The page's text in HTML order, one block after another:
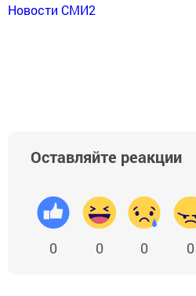
Новости СМИ2
Оставляйте реакции
0 0 0 0